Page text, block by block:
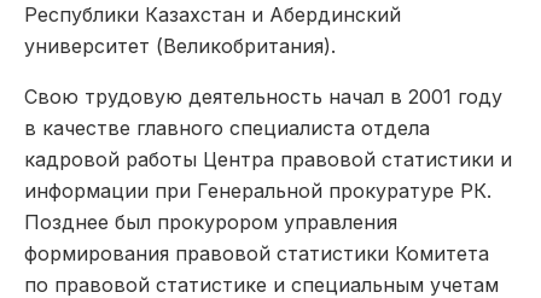
Республики Казахстан и Абердинский
университет (Великобритания).
Свою трудовую деятельность начал в 2001 году
в качестве главного специалиста отдела
кадровой работы Центра правовой статистики и
информации при Генеральной прокуратуре РК.
Позднее был прокурором управления
формирования правовой статистики Комитета
по правовой статистике и специальным учетам